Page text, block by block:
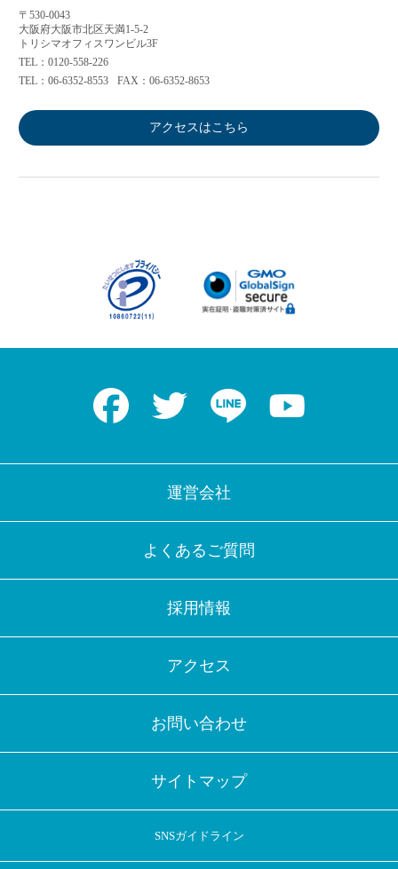
〒530-0043
大阪府大阪市北区天満1-5-2
トリシマオフィスワンビル3F
TEL：0120-558-226
TEL：06-6352-8553
FAX：06-6352-8653
アクセスはこちら
Facebook Twitter LINE
運営会社
よくあるご質問
採用情報
アクセス
お問い合わせ
サイトマップ
SNSガイドライン